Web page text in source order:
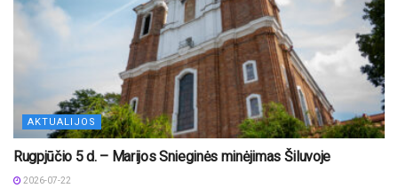
AKTUALIJOS
Rugpjūčio 5 d. – Marijos Snieginės minėjimas Šiluvoje
2026-07-22